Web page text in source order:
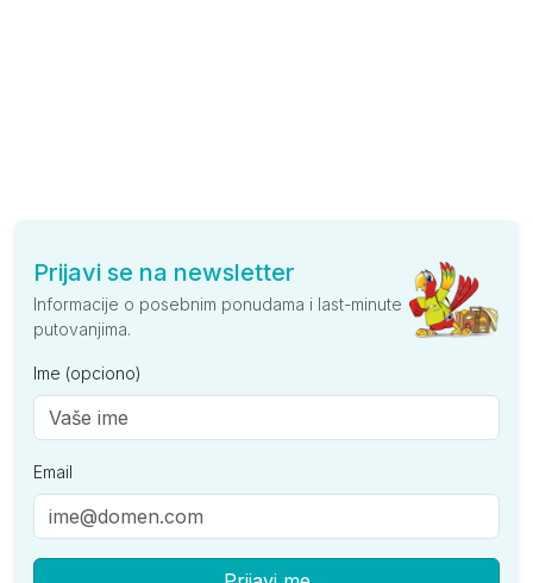
Prijavi se na newsletter
Informacije o posebnim ponudama i last-minute
putovanjima.
Ime (opciono)
Email